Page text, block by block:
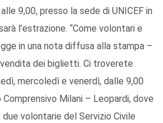
9,00, presso la sede di UNICEF in
l’estrazione. “Come volontari e
in una nota diffusa alla stampa –
dei biglietti. Ci troverete
mercoledì e venerdì, dalle 9,00
Milani – Leopardi, dove
volontarie del Servizio Civile